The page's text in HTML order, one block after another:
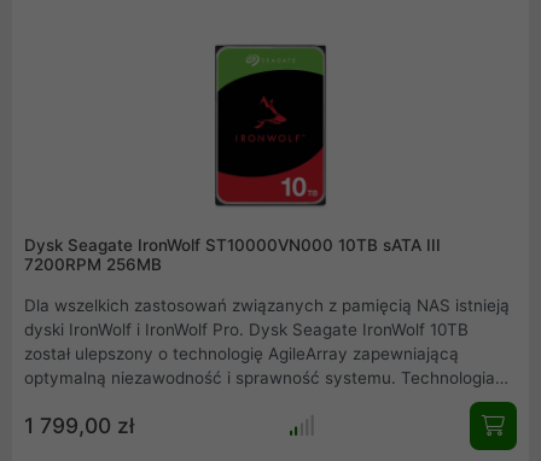
Dysk Seagate IronWolf ST10000VN000 10TB sATA III
7200RPM 256MB
Dla wszelkich zastosowań związanych z pamięcią NAS istnieją
dyski IronWolf i IronWolf Pro. Dysk Seagate IronWolf 10TB
został ulepszony o technologię AgileArray zapewniającą
optymalną niezawodność i sprawność systemu. Technologia
Multi-user oraz ekstremalnie wysokie wskaźniki obciążenia
pracą pozwalają dyskom IronWolf utrzymywać jakość i rozwijać
się wraz z przedsiębiorstwem. Dysk przystosowany do ciągłej
1 799,00 zł